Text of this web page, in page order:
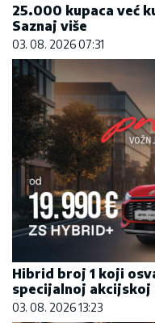
25.000 kupaca već
Saznaj više
03. 08. 2026 07:31
Hibrid broj 1 koji
specijalnoj akcijskoj
03. 08. 2026 13:23